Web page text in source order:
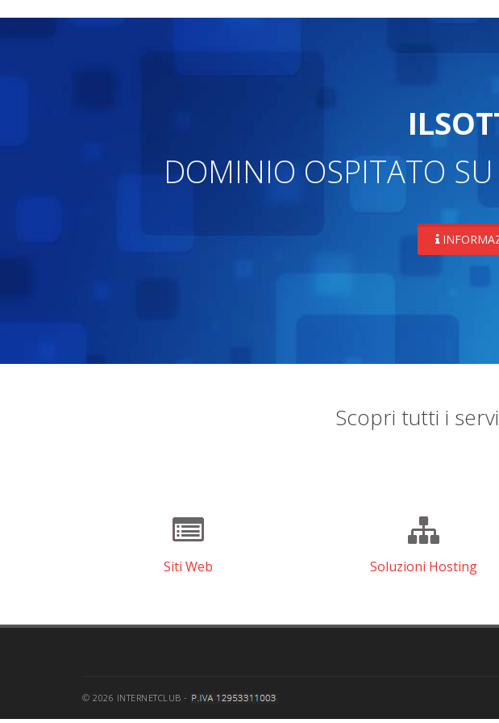
DOMINIO OSPITATO SU
Scopri tutti i
Siti Web Soluzioni Hosting
© 2026 INTERNETCLUB -